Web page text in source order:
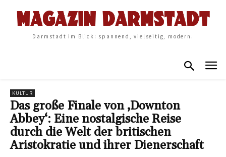
Darmstadt im Blick: spannend, vielseitig, modern.
KULTUR
Das große Finale von ‚Downton
Abbey‘: Eine nostalgische Reise
durch die Welt der britischen
Aristokratie und ihrer Dienerschaft